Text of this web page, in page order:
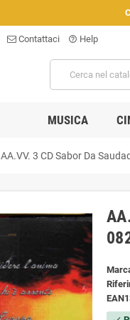
Contattaci help_outline Help
MUSICA
AA.VV. 3 CD Sabor Da